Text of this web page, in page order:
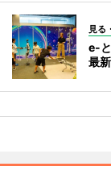
見る
e-
最